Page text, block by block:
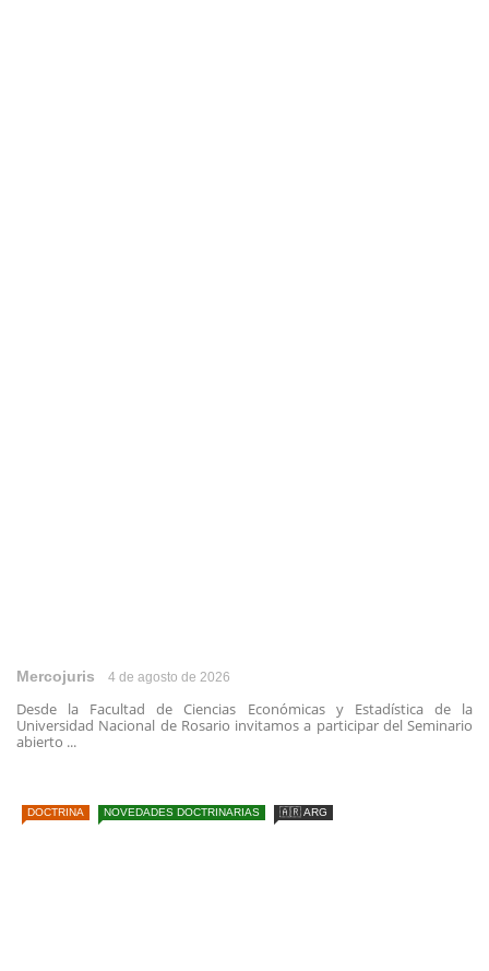
Mercojuris 4 de agosto de 2026
Desde la Facultad de Ciencias Económicas y Estadística de la
Universidad Nacional de Rosario invitamos a participar del Seminario
abierto ...
DOCTRINA NOVEDADES DOCTRINARIAS 🇦🇷 ARG